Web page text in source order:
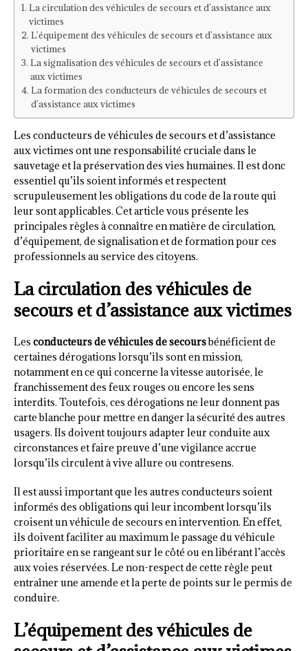
La circulation des véhicules de secours et d’assistance aux
victimes
L’équipement des véhicules de secours et d’assistance aux
victimes
La signalisation des véhicules de secours et d’assistance
aux victimes
La formation des conducteurs de véhicules de secours et
d’assistance aux victimes
Les conducteurs de véhicules de secours et d’assistance
aux victimes ont une responsabilité cruciale dans le
sauvetage et la préservation des vies humaines. Il est donc
essentiel qu’ils soient informés et respectent
scrupuleusement les obligations du code de la route qui
leur sont applicables. Cet article vous présente les
principales règles à connaître en matière de circulation,
d’équipement, de signalisation et de formation pour ces
professionnels au service des citoyens.
La circulation des véhicules de
secours et d’assistance aux victimes
Les conducteurs de véhicules de secoursbénéficient de
certaines dérogations lorsqu’ils sont en mission,
notamment en ce qui concerne la vitesse autorisée, le
franchissement des feux rouges ou encore les sens
interdits. Toutefois, ces dérogations ne leur donnent pas
carte blanche pour mettre en danger la sécurité des autres
usagers. Ils doivent toujours adapter leur conduite aux
circonstances et faire preuve d’une vigilance accrue
lorsqu’ils circulent à vive allure ou contresens.
Il est aussi important que les autres conducteurs soient
informés des obligations qui leur incombent lorsqu’ils
croisent un véhicule de secours en intervention. En effet,
ils doivent faciliter au maximum le passage du véhicule
prioritaire en se rangeant sur le côté ou en libérant l’accès
aux voies réservées. Le non-respect de cette règle peut
entraîner une amende et la perte de points sur le permis de
conduire.
L’équipement des véhicules de